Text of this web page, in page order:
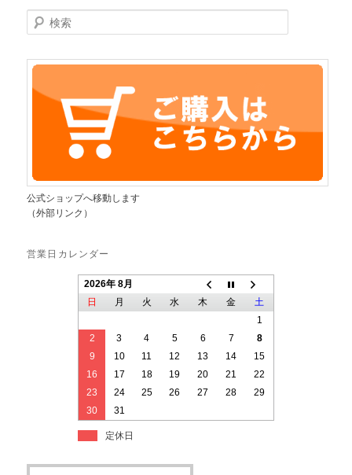
Search
公式ショップへ移動します
（外部リンク）
営業日カレンダー
2026年 8月
日
月 火 水 木 金
土
1
2
3 4 5 6 7
8
9
10 11 12 13 14
15
16
17 18 19 20 21
22
23
24 25 26 27 28
29
30
31
定休日